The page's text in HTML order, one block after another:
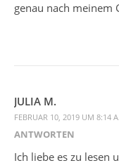
genau nach meinem
JULIA M.
FEBRUAR 10, 2019 UM 8:14
ANTWORTEN
Ich liebe es zu lesen